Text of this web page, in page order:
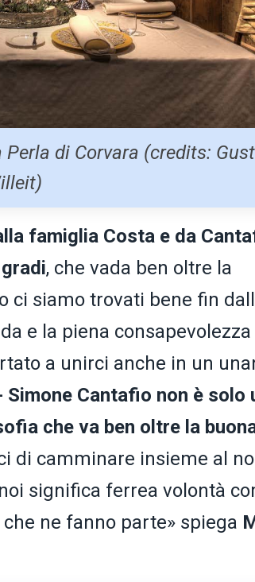
di Corvara (credits:
famiglia Costa e da
, che vada ben oltre la
ci siamo trovati bene fin
e la piena
a unirci anche in un
Cantafio non è solo
che va ben oltre la
di camminare insieme al
significa ferrea volontà
ne fanno parte» spiega